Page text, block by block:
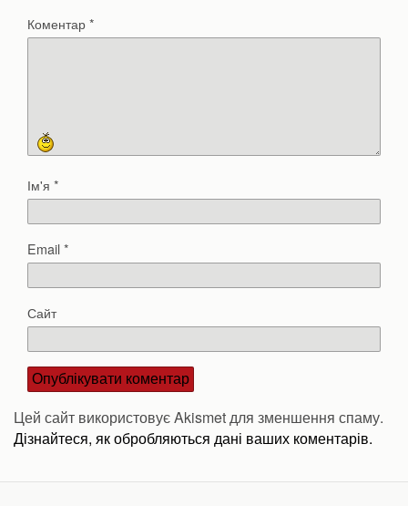
Коментар*
Ім'я *
Email*
Сайт
Цей сайт використовує Akismet для зменшення спаму.
Дізнайтеся, як обробляються дані ваших коментарів.